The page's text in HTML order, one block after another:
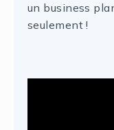
un business
seulement !